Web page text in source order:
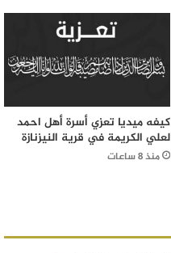
كيفه ميديا تعزي أسرة أهل احمد
لعلي الكريمة في قرية النيزنازة
منذ 8 ساعات